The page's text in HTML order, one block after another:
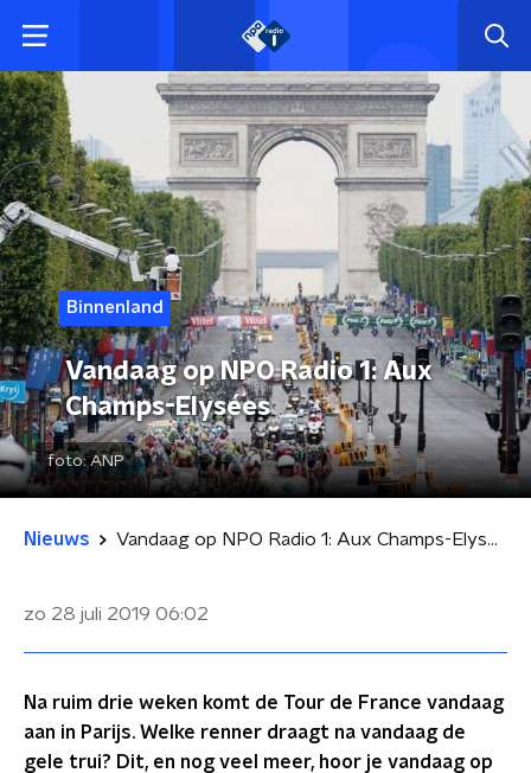
Binnenland
Vandaag op NPO Radio 1: Aux
Champs-Elysées
foto:ANP
Nieuws Vandaag op NPO Radio 1: Aux Champs-Elysées
zo 28 juli 2019 06:02
Na ruim drie weken komt de Tour de France vandaag
aan in Parijs. Welke renner draagt na vandaag de
gele trui? Dit, en nog veel meer, hoor je vandaag op